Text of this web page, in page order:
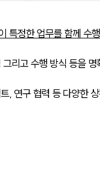
특정한 업무를 함께 수
리고 수행 방식 등을 명
, 연구 협력 등 다양한